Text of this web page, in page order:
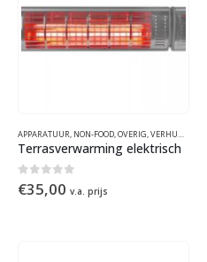
APPARATUUR, NON-FOOD,OVERIG,VERHUUR PARTYMATERIALEN
Terrasverwarming elektrisch
0out of 5
€35,00 v.a. prijs